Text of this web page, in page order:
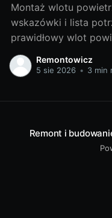
Montaż wlotu
wskazówki i lista
prawidłowy wlot
okapuOkap
świeżego powietrza
Remontowicz
5 sie 2026 • 3 min
Remont i